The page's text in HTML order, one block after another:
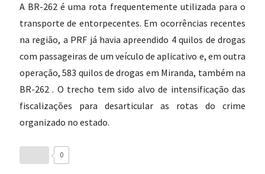
A BR-262 é uma rota frequentemente utilizada para o
transporte de entorpecentes. Em ocorrências recentes
na região, a PRF já havia apreendido 4 quilos de drogas
com passageiras de um veículo de aplicativo e, em outra
operação, 583 quilos de drogas em Miranda, também na
BR-262 . O trecho tem sido alvo de intensificação das
fiscalizações para desarticular as rotas do crime
organizado no estado.
0